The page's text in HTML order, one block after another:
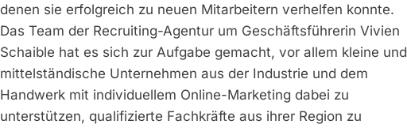
denen sie erfolgreich zu neuen Mitarbeitern verhelfen konnte.
Das Team der Recruiting-Agentur um Geschäftsführerin Vivien
Schaible hat es sich zur Aufgabe gemacht, vor allem kleine und
mittelständische Unternehmen aus der Industrie und dem
Handwerk mit individuellem Online-Marketing dabei zu
unterstützen, qualifizierte Fachkräfte aus ihrer Region zu